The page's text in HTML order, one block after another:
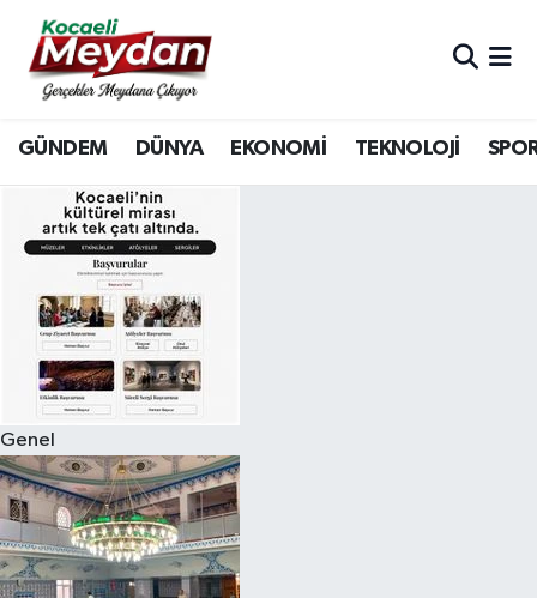
GÜNDEM DÜNYA EKONOMİ TEKNOLOJİ
Genel
Nöbetçi Eczaneler
Hava Durumu
Trafik Durumu
Süper Lig Puan Durumu ve Fikstür
Tüm Manşetler
Son Dakika Haberleri
Haber Arşivi